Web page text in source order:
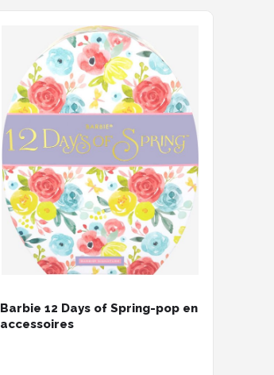
Barbie 12 Days of Spring-pop en
accessoires